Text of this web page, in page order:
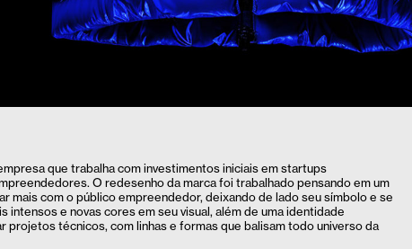
que trabalha com investimentos iniciais em startups
O redesenho da marca foi trabalhado pensando em um
mais com o público empreendedor, deixando de lado seu símbolo e se
intensos e novas cores em seu visual, além de uma identidade
técnicos, com linhas e formas que balisam todo universo da